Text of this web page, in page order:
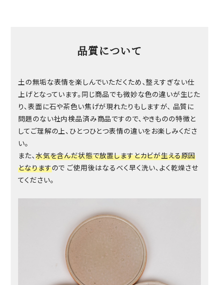
品質について
土の無垢な表情を楽しんでいただくため、整えすぎない仕
上げとなっています。同じ商品でも微妙な色の違いが生じた
り、表面に石や茶色い焦げが現れたりもしますが、 品質に
問題のない社内検品済み商品ですので、やきものの特徴と
してご理解の上、ひとつひとつ表情の違いをお楽しみくださ
い。
また、 水気を含んだ状態で放置しますとカビが生える原因
となりますので ご使用後はなるべく早く洗い、よく乾燥させ
てください。